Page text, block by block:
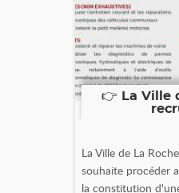
👉 La Ville
La Ville de La
souhaite procéder
la constitution